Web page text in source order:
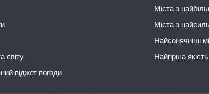
світу
віджет погоди
Міста з
Міста з
Найсонячніші
Найгірша